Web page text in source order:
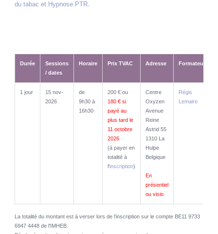
du tabac et Hypnose PTR.
Durée
Sessions
/ dates
Horaire Prix TVAC Adresse Formateur
1 jour
15 nov-
2026
de
9h30 à
16h30
200 € ou
180 € si
payé au
plus tard le
11 octobre
2026
(à payer en
totalité à
l'inscription)
Centre
Oxyzen
Avenue
Reine
Astrid 55
1310 La
Hulpe
Belgique
En
présentiel
ou visio
Régis
Lemaire
La totalité du montant est à verser lors de l’inscription sur le compte BE11 9733
6947 4448 de l'IMHEB.